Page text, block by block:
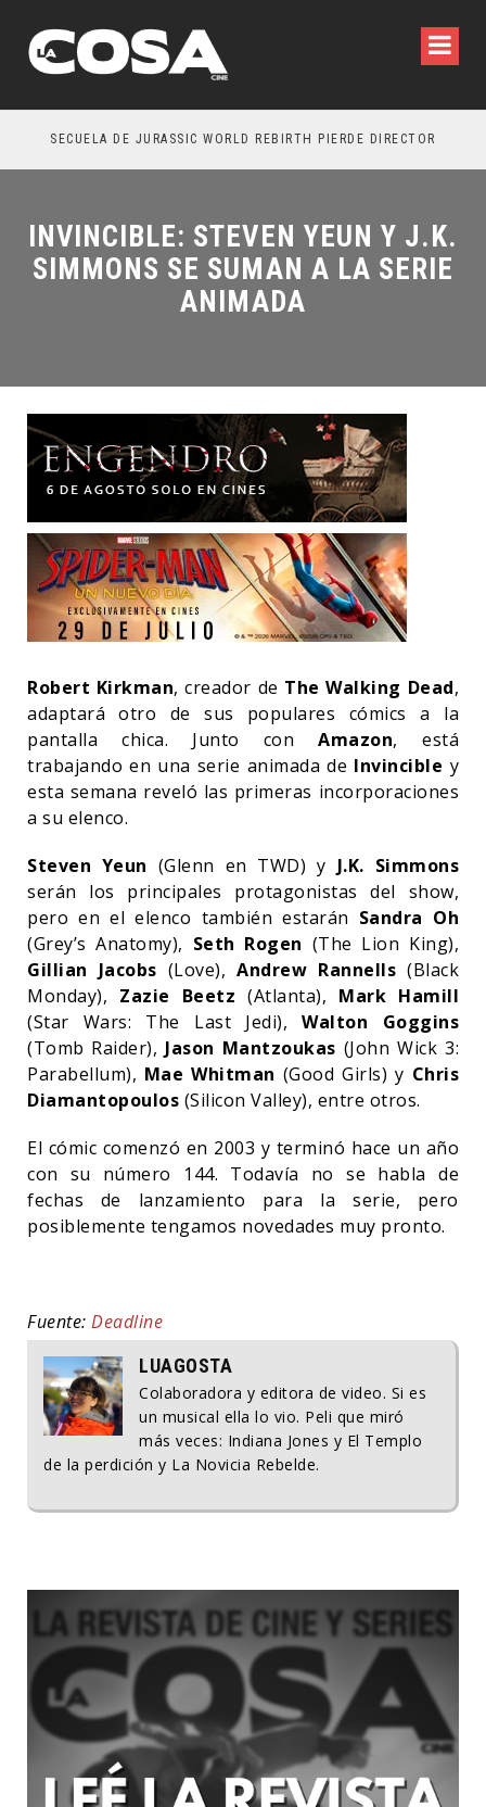
SECUELA DE JURASSIC WORLD REBIRTH PIERDE DIRECTOR
INVINCIBLE: STEVEN YEUN Y J.K.
SIMMONS SE SUMAN A LA SERIE
ANIMADA
Robert Kirkman, creador de The Walking Dead,
adaptará otro de sus populares cómics a la
pantalla chica. Junto conAmazon, está
trabajando en una serie animada de Invincible y
esta semana reveló las primeras incorporaciones
a su elenco.
Steven Yeun (Glenn en TWD) y J.K. Simmons
serán los principales protagonistas del show,
pero en el elenco también estarán Sandra Oh
(Grey’s Anatomy), Seth Rogen (The Lion King),
Gillian Jacobs (Love), Andrew Rannells (Black
Monday), Zazie Beetz (Atlanta), Mark Hamill
(Star Wars: The Last Jedi),Walton Goggins
(Tomb Raider), Jason Mantzoukas (John Wick 3:
Parabellum), Mae Whitman (Good Girls) y Chris
Diamantopoulos (Silicon Valley), entre otros.
El cómic comenzó en 2003 y terminó hace un año
con su número 144. Todavía no se habla de
fechas de lanzamiento para la serie, pero
posiblemente tengamos novedades muy pronto.
Fuente: Deadline
LUAGOSTA
Colaboradora y editora de video. Si es
un musical ella lo vio. Peli que miró
más veces: Indiana Jones y El Templo
de la perdición y La Novicia Rebelde.